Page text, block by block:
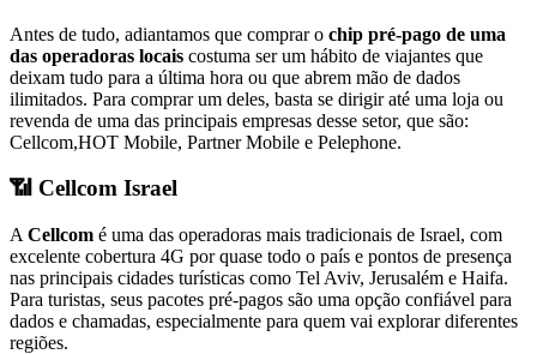
Antes de tudo, adiantamos que comprar o chip pré-pago de uma
das operadoras locais costuma ser um hábito de viajantes que
deixam tudo para a última hora ou que abrem mão de dados
ilimitados. Para comprar um deles, basta se dirigir até uma loja ou
revenda de uma das principais empresas desse setor, que são:
Cellcom,HOT Mobile, Partner Mobile e Pelephone.
📶 Cellcom Israel
A Cellcom é uma das operadoras mais tradicionais de Israel, com
excelente cobertura 4G por quase todo o país e pontos de presença
nas principais cidades turísticas como Tel Aviv, Jerusalém e Haifa.
Para turistas, seus pacotes pré-pagos são uma opção confiável para
dados e chamadas, especialmente para quem vai explorar diferentes
regiões.